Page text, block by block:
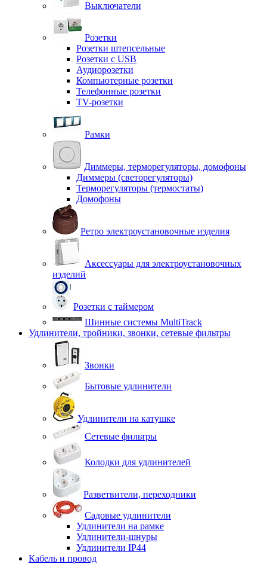
Выключатели
Розетки
Розетки штепсельные
Розетки с USB
Аудиорозетки
Компьютерные розетки
Телефонные розетки
TV-розетки
Рамки
Диммеры, терморегуляторы, домофоны
Диммеры (светорегуляторы)
Терморегуляторы (термостаты)
Домофоны
Ретро электроустановочные изделия
Аксессуары для электроустановочных
изделий
Розетки с таймером
Шинные системы MultiTrack
Удлинители, тройники, звонки, сетевые фильтры
Звонки
Бытовые удлинители
Удлинители на катушке
Сетевые фильтры
Колодки для удлинителей
Разветвители, переходники
Садовые удлинители
Удлинители на рамке
Удлинители-шнуры
Удлинители IP44
Кабель и провод